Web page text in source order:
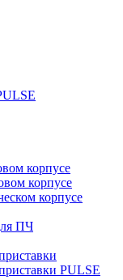
корпусе
корпусе
корпусе
ПЧ
PULSE